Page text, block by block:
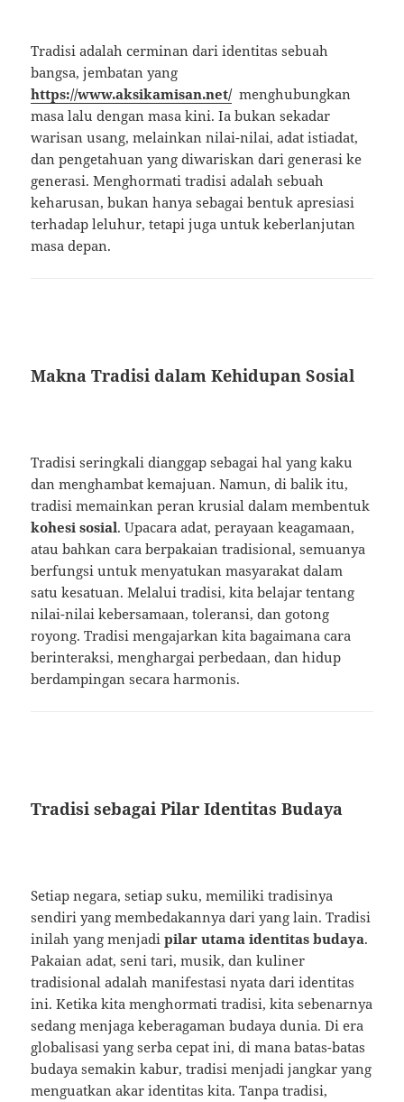
Tradisi adalah cerminan dari identitas sebuah
bangsa, jembatan yang
https://www.aksikamisan.net/menghubungkan
masa lalu dengan masa kini. Ia bukan sekadar
warisan usang, melainkan nilai-nilai, adat istiadat,
dan pengetahuan yang diwariskan dari generasi ke
generasi. Menghormati tradisi adalah sebuah
keharusan, bukan hanya sebagai bentuk apresiasi
terhadap leluhur, tetapi juga untuk keberlanjutan
masa depan.
Makna Tradisi dalam Kehidupan Sosial
Tradisi seringkali dianggap sebagai hal yang kaku
dan menghambat kemajuan. Namun, di balik itu,
tradisi memainkan peran krusial dalam membentuk
kohesi sosial. Upacara adat, perayaan keagamaan,
atau bahkan cara berpakaian tradisional, semuanya
berfungsi untuk menyatukan masyarakat dalam
satu kesatuan. Melalui tradisi, kita belajar tentang
nilai-nilai kebersamaan, toleransi, dan gotong
royong. Tradisi mengajarkan kita bagaimana cara
berinteraksi, menghargai perbedaan, dan hidup
berdampingan secara harmonis.
Tradisi sebagai Pilar Identitas Budaya
Setiap negara, setiap suku, memiliki tradisinya
sendiri yang membedakannya dari yang lain. Tradisi
inilah yang menjadipilar utama identitas budaya.
Pakaian adat, seni tari, musik, dan kuliner
tradisional adalah manifestasi nyata dari identitas
ini. Ketika kita menghormati tradisi, kita sebenarnya
sedang menjaga keberagaman budaya dunia. Di era
globalisasi yang serba cepat ini, di mana batas-batas
budaya semakin kabur, tradisi menjadi jangkar yang
menguatkan akar identitas kita. Tanpa tradisi,